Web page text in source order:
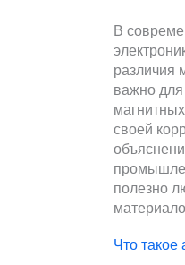
В
различия
важно
своей
полезно
Что такое